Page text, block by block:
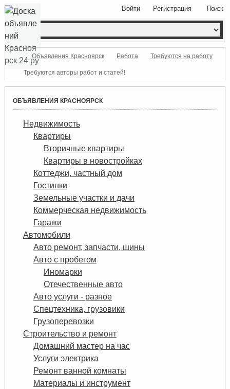
Поиск
Войти Регистрация
Объявления Красноярск Работа Требуются на работу
Требуются авторы работ и статей!
ОБЪЯВЛЕНИЯ КРАСНОЯРСК
Недвижимость
Квартиры
Вторичные квартиры
Квартиры в новостройках
Коттеджи, частный дом
Гостинки
Земельные участки и дачи
Коммерческая недвижимость
Гаражи
Автомобили
Авто ремонт, запчасти, шины
Авто с пробегом
Иномарки
Отечественные авто
Авто услуги - разное
Спецтехника, грузовики
Грузоперевозки
Строительство и ремонт
Домашний мастер на час
Услуги электрика
Ремонт ванной комнаты
Материалы и инструмент